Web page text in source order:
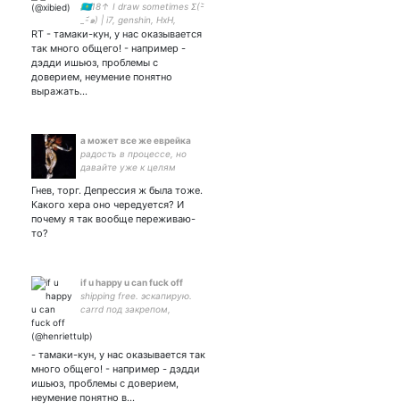
🇰🇿18↑ I draw sometimes Σ(-᷅
_-᷄๑) | i7, genshin, HxH,
haikyuu, 91 days, hypmic,
paradox live, knb, banana
fish | seiyuu | рус/қаз/eng |
🌱🍀, 🐍🐯|
RT - тамаки-кун, у нас оказывается
так много общего! - например -
дэдди ишьюз, проблемы с
доверием, неумение понятно
выражать…
а может все же еврейка
радость в процессе, но
давайте уже к целям
Гнев, торг. Депрессия ж была тоже.
Какого хера оно чередуется? И
почему я так вообще переживаю-
то?
if u happy u can fuck off
shipping free. эскапирую.
carrd под закрепом,
- тамаки-кун, у нас оказывается так
много общего! - например - дэдди
ишьюз, проблемы с доверием,
неумение понятно в…